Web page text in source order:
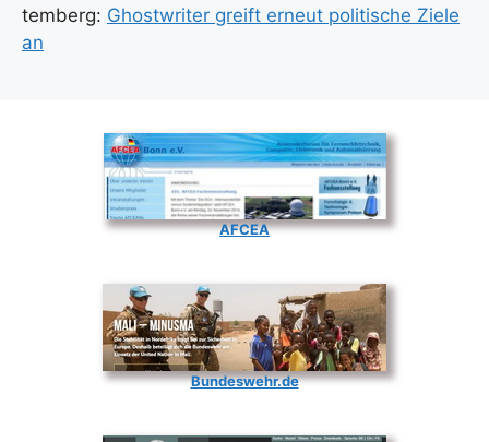
tem­berg: Ghost­wri­ter greift erneut poli­ti­sche Zie­le
an
AFCEA
Bundeswehr.de